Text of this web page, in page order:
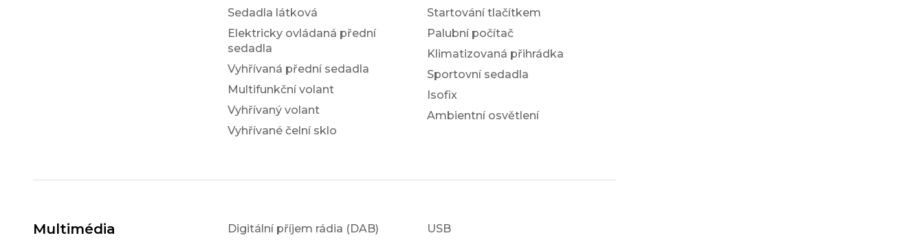
Sedadla látková
Elektricky ovládaná přední
sedadla
Vyhřívaná přední sedadla
Multifunkční volant
Vyhřívaný volant
Vyhřívané čelní sklo
Startování tlačítkem
Palubní počítač
Klimatizovaná přihrádka
Sportovní sedadla
Isofix
Ambientní osvětlení
Multimédia
Digitální příjem rádia (DAB)
USB